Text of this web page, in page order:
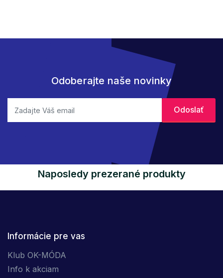
Odoberajte naše novinky
Naposledy prezerané produkty
Informácie pre vas
Klub OK-MÓDA
Info k akciam